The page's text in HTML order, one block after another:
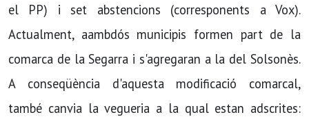
el PP) i set abstencions (corresponents a Vox).
Actualment, aambdós municipis formen part de la
comarca de la Segarra i s'agregaran a la del Solsonès.
A conseqüència d'aquesta modificació comarcal,
també canvia la vegueria a la qual estan adscrites: